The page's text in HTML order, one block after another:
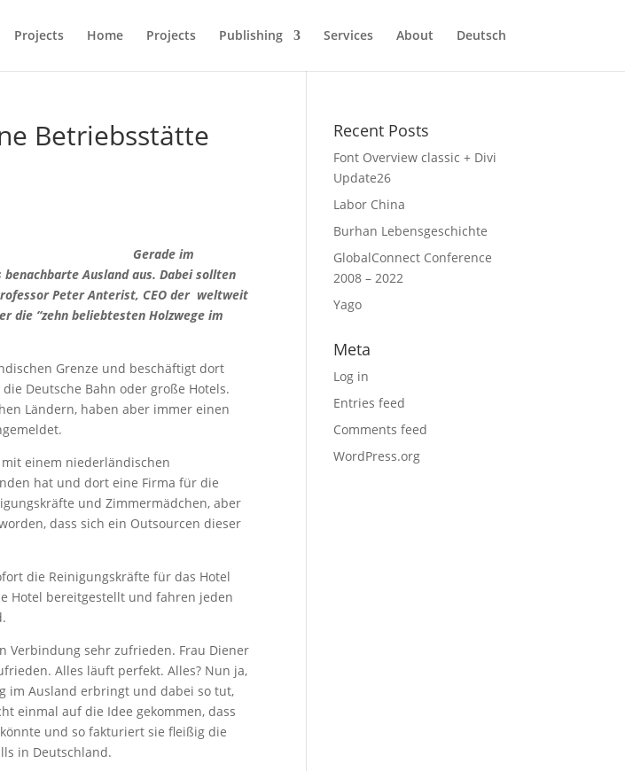
Projects Home Projects Publishing Services About Deutsch
Betriebsstätte
Gerade im
Ausland aus. Dabei sollten
Peter Anterist, CEO der weltweit
die “zehn beliebtesten Holzwege im
Grenze und beschäftigt dort
Deutsche Bahn oder große Hotels.
Ländern, haben aber immer einen
einem niederländischen
hat und dort eine Firma für die
und Zimmermädchen, aber
dass sich ein Outsourcen dieser
die Reinigungskräfte für das Hotel
Hotel bereitgestellt und fahren jeden
Verbindung sehr zufrieden. Frau Diener
Alles läuft perfekt. Alles? Nun ja,
im Ausland erbringt und dabei so tut,
einmal auf die Idee gekommen, dass
und so fakturiert sie fleißig die
in Deutschland.
Recent Posts
Font Overview classic + Divi
Update26
Labor China
Burhan Lebensgeschichte
GlobalConnect Conference
2008 – 2022
Yago
Meta
Log in
Entries feed
Comments feed
WordPress.org